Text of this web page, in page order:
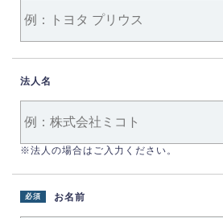
法人名
※法人の場合はご入力ください。
お名前
必須